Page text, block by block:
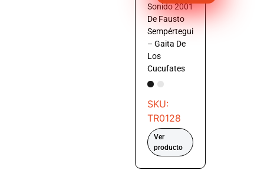
Sonido 2001
De Fausto
Sempértegui
– Gaita De
Los
Cucufates
SKU:
TR0128
Ver
producto